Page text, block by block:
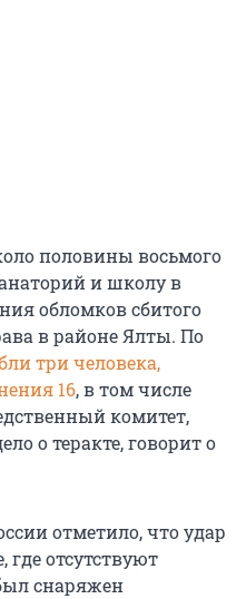
половины восьмого
и школу в
обломков сбитого
в районе Ялты. По
три человека,
16, в том числе
комитет,
о теракте, говорит о
отметило, что удар
отсутствуют
снаряжен